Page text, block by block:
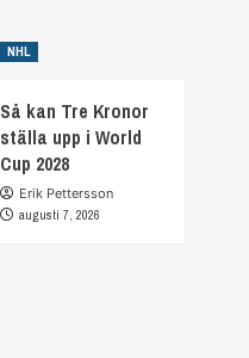
NHL
Så kan Tre Kronor
ställa upp i World
Cup 2028
Erik Pettersson
augusti 7, 2026